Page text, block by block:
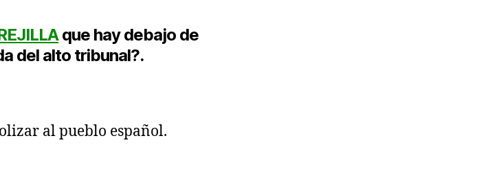
que hay debajo de
del alto tribunal?.
al pueblo español.